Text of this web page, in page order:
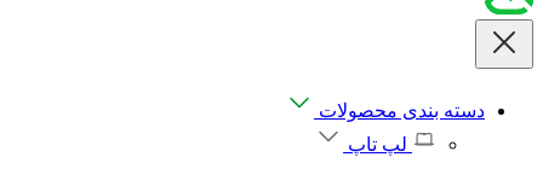
دسته بندی محصولات
لپ تاپ